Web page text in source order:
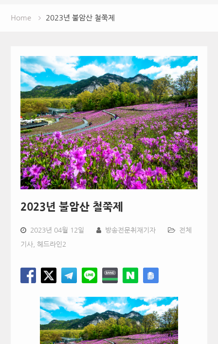
Home 2023년 불암산 철쭉제
2023년 불암산 철쭉제
2023년 04월 12일 방송전문취재기자 전체
기사, 헤드라인2